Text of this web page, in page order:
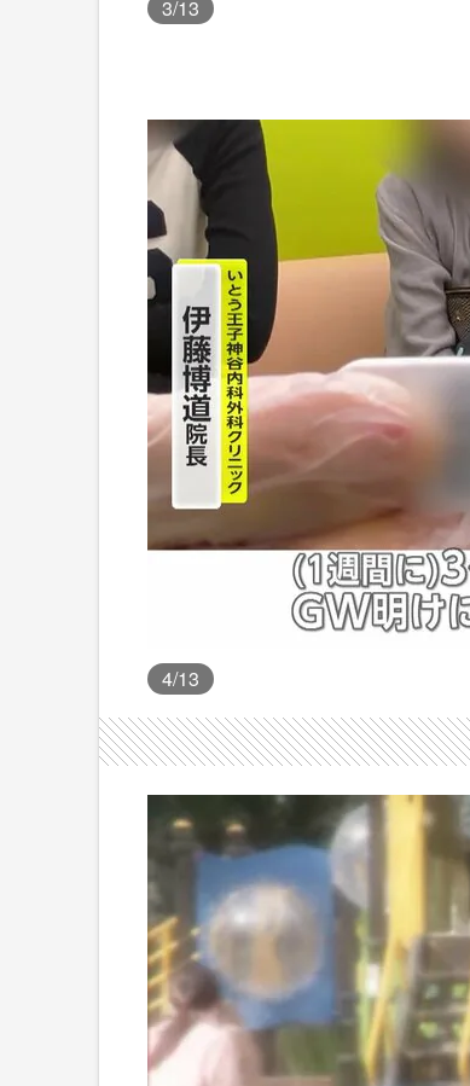
3/13
4/13